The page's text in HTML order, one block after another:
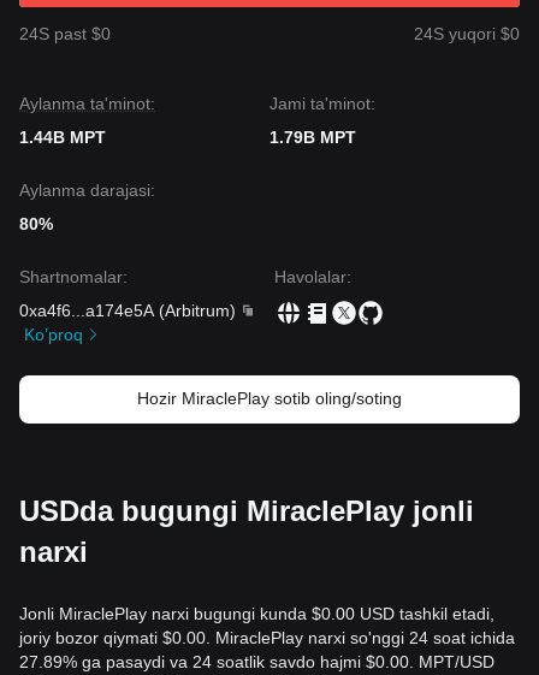
24S past $0 24S yuqori $0
Aylanma ta'minot:
1.44B MPT
Jami ta'minot:
1.79B MPT
Aylanma darajasi:
80%
Shartnomalar:
0xa4f6
a174e5A (Arbitrum)
Ko’proq
Havolalar:
Hozir MiraclePlay sotib oling/soting
USDda bugungi MiraclePlay jonli
narxi
Jonli MiraclePlay narxi bugungi kunda $0.00 USD tashkil etadi,
joriy bozor qiymati $0.00. MiraclePlay narxi so'nggi 24 soat ichida
27.89% ga pasaydi va 24 soatlik savdo hajmi $0.00. MPT/USD